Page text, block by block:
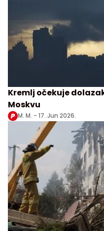
Kremlj očekuje
Moskvu
M. M. - 17. Jun 2026.